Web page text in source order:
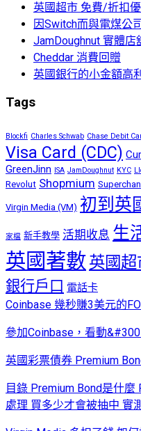
英國超市 免費/折扣
因Switch而與電煤公
JamDoughnut 實體
Cheddar 消費回贈
英國銀行的小金額高
Tags
Blockfi Charles Schwab Chase Debit
Visa Card (CDC)
GreenJinn ISA JamDoughnut KYC
Revolut Shopmium
Virgin Media (VM) 初到英
家檔 新手教學 活期收息 生
英國著數英國超
銀行戶口 電話卡
Coinbase 幾秒賺3美元的
參加Coinbase，看動
英國彩票債券 Premium
目錄 Premium Bond是什
處理 買多少才會被抽中 實